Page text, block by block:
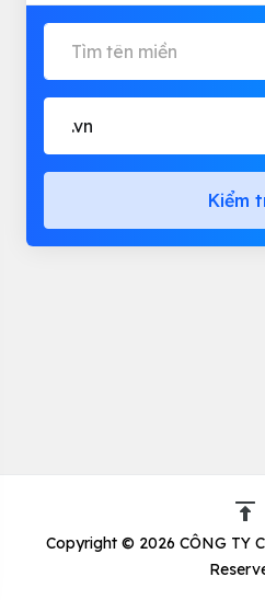
.vn
Kiểm
Copyright © 2026 CÔNG TY